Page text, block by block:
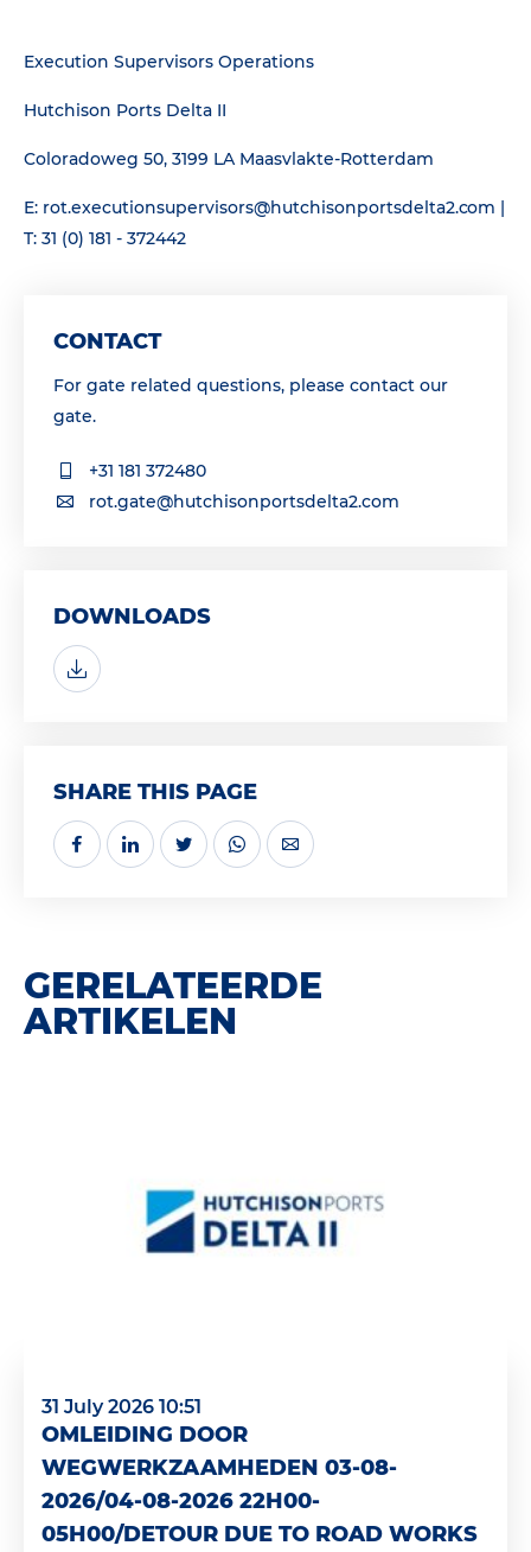
Execution Supervisors Operations
Hutchison Ports Delta II
Coloradoweg 50, 3199 LA Maasvlakte-Rotterdam
E: rot.executionsupervisors@hutchisonportsdelta2.com |
T: 31 (0) 181 - 372442
CONTACT
For gate related questions, please contact our
gate.
+31 181 372480
rot.gate@hutchisonportsdelta2.com
DOWNLOADS
SHARE THIS PAGE
GERELATEERDE
ARTIKELEN
31 July 2026 10:51
OMLEIDING DOOR
WEGWERKZAAMHEDEN 03-08-
2026/04-08-2026 22H00-
05H00/DETOUR DUE TO ROAD WORKS